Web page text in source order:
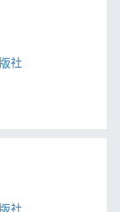
社
社